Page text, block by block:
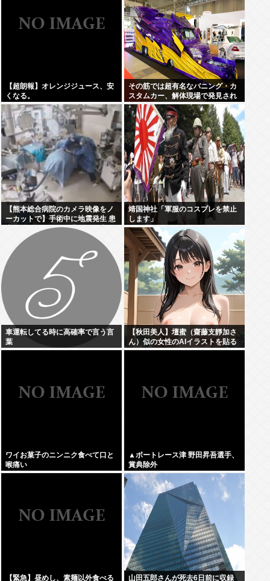
【超朗報】オレンジジュース、安
くなる。
その筋では超有名なバニング・カ
スタムカー、解体現場で発見され
話題に
【熊本総合病院のカメラ映像をノ
ーカットで】手術中に地震発生 患
者ファースト 医師ら緊迫の一部始
靖国神社「軍服のコスプレを禁止
します」
車運転してる時に高確率で言う言
葉
【秋田美人】壇蜜（齋藤支靜加さ
ん）似の女性のAIイラストを貼る
ぞ！おぱーい！おへそ！マン毛！
ワイお菓子のニンニク食べて口と
喉痛い
▲ボートレース津 野田昇吾選手、
賞典除外
【緊急】昼めし、素麺以外食べる
山田五郎さんが死去6日前に収録